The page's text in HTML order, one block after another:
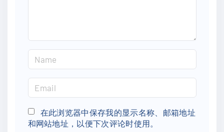
a
e
*
m
a
i
在此浏览器中保存我的显示名称、邮箱地址
和网站地址，以便下次评论时使用。